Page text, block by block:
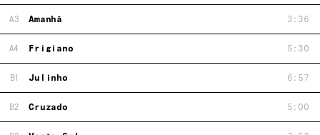
A3 Amanhã 3:36
A4 Frigiano 5:30
B1 Julinho 6:57
B2 Cruzado 5:00